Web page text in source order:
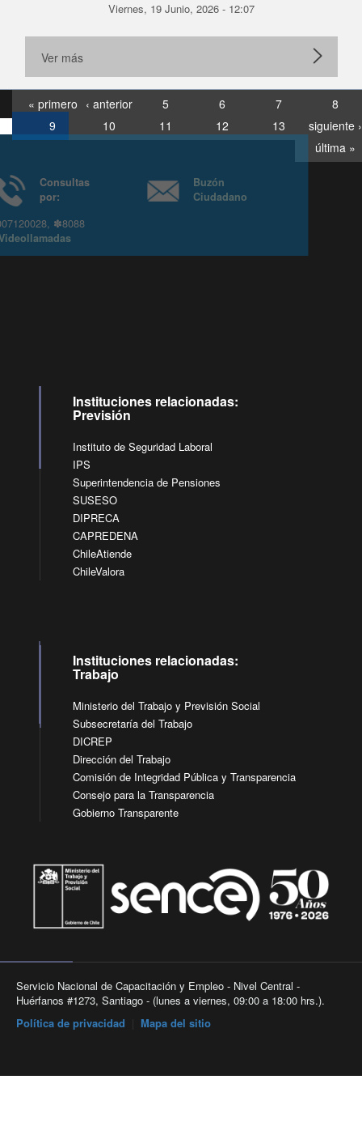
Viernes, 19 Junio, 2026 - 12:07
Ver más
« primero ‹ anterior 5 6 7
8
9
10 11 12 13
siguiente ›
última »
6007120028, ✽8088
yVideollamadas
Ciudadano
Instituciones relacionadas:
Previsión
Instituto de Seguridad Laboral
IPS
Superintendencia de Pensiones
SUSESO
DIPRECA
CAPREDENA
ChileAtiende
ChileValora
Instituciones relacionadas:
Trabajo
Ministerio del Trabajo y Previsión Social
Subsecretaría del Trabajo
DICREP
Dirección del Trabajo
Comisión de Integridad Pública y Transparencia
Consejo para la Transparencia
Gobierno Transparente
Servicio Nacional de Capacitación y Empleo - Nivel Central -
Huérfanos #1273, Santiago - (lunes a viernes, 09:00 a 18:00 hrs.).
Política de privacidad
Mapa del sitio